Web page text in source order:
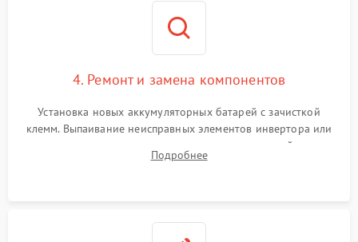
4. Ремонт и замена компонентов
Установка новых аккумуляторных батарей с зачисткой
клемм. Выпаивание неисправных элементов инвертора или
цепи зарядки и монтаж новых радиодеталей.
Восстановление поврежденных токоведущих дорожек и
Подробнее